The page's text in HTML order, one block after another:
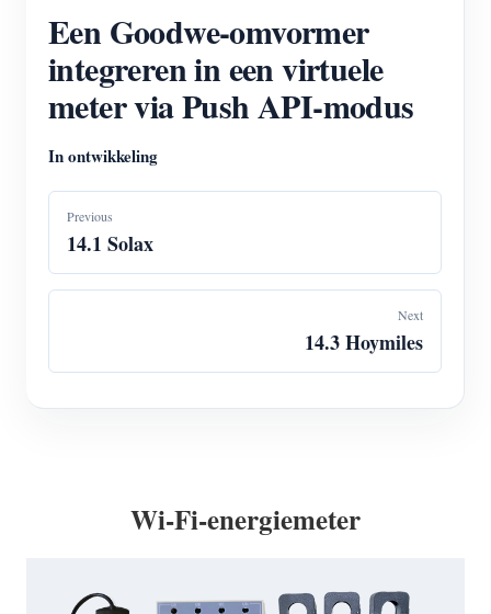
Een Goodwe-omvormer
integreren in een virtuele
meter via Push API-modus
In ontwikkeling
Previous
14.1 Solax
Next
14.3 Hoymiles
Wi-Fi-energiemeter